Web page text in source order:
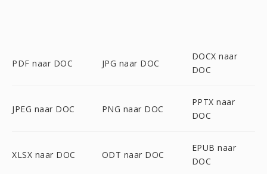
PDF naar DOC JPG naar DOC
DOCX naar
DOC
JPEG naar DOC PNG naar DOC
PPTX naar
DOC
XLSX naar DOC ODT naar DOC
EPUB naar
DOC